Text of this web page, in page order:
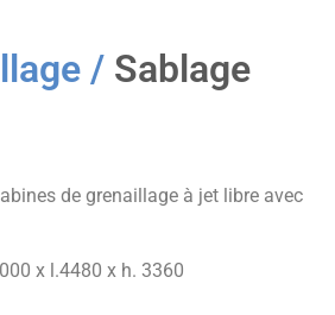
/ Sablage
de grenaillage à jet libre avec
x l.4480 x h. 3360